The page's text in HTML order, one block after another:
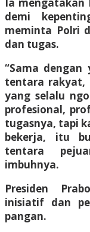
demi
meminta Polri
dan tugas.
“Sama
tentara rakyat,
yang selalu
profesional,
tugasnya, tapi
bekerja, itu
tentara
imbuhnya.
Presiden
inisiatif dan
pangan.